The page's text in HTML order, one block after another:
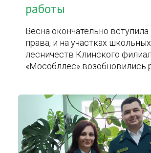
работы
Весна окончательно
права, и на участках школьных
лесничеств Клинского
«Мособллес» возобновились